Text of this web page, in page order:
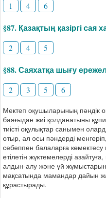
1 4 6
§87. Қазақтың қазіргі
2 4 5
§88. Саяхатқа шығу
2 3 5 6
Мектеп оқушыларының пәндік
баяғыдан жиі қолданатыны
тиісті оқулықтар санымен
отыр, ал осы пәндерді менгеріп,
себеппен балаларға
етілетін жүктемелерді
алдын-алу және үй
мақсатында мамандар дайын
құрастырады.